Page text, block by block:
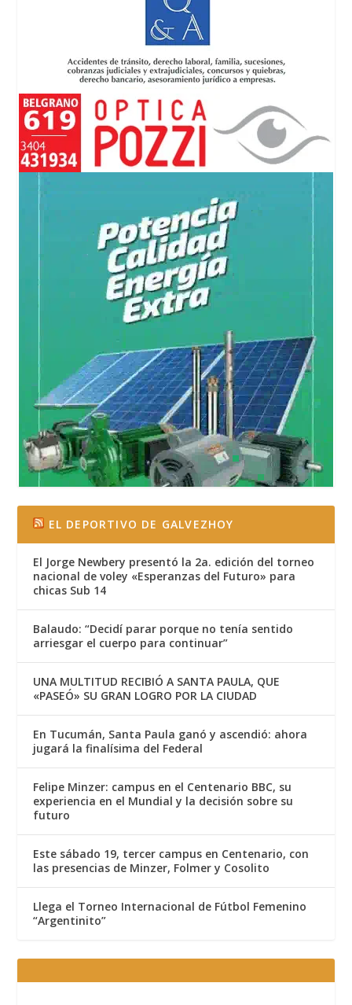
EL DEPORTIVO DE GALVEZHOY
El Jorge Newbery presentó la 2a. edición del torneo
nacional de voley «Esperanzas del Futuro» para
chicas Sub 14
Balaudo: “Decidí parar porque no tenía sentido
arriesgar el cuerpo para continuar”
UNA MULTITUD RECIBIÓ A SANTA PAULA, QUE
«PASEÓ» SU GRAN LOGRO POR LA CIUDAD
En Tucumán, Santa Paula ganó y ascendió: ahora
jugará la finalísima del Federal
Felipe Minzer: campus en el Centenario BBC, su
experiencia en el Mundial y la decisión sobre su
futuro
Este sábado 19, tercer campus en Centenario, con
las presencias de Minzer, Folmer y Cosolito
Llega el Torneo Internacional de Fútbol Femenino
“Argentinito”